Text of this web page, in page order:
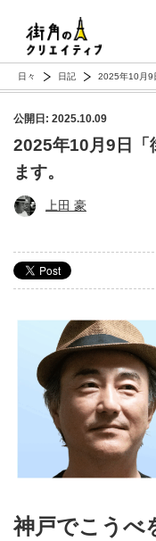
日々 日記 2025年10月9
公開日: 2025.10.09
2025年10月9日「
ます。
上田 豪
神戸でこうべ